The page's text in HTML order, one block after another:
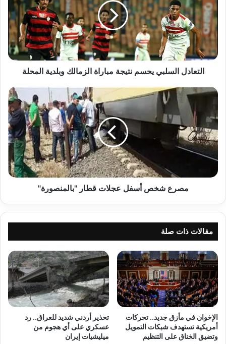
نتيجة
مباراة
الزمالك
وبلدية
المحلة
التعادل السلبي يحسم نتيجة مباراة الزمالك وبلدية المحلة
مصرع
أسفل
عجلات
قطار
"بالمنصورة"
مصرع شخص أسفل عجلات قطار "بالمنصورة"
مقالات ذات صلة
الإخوان في مأزق جديد.. تحركات
أمريكية تستهدف شبكات التمويل
وتضيق الخناق على التنظيم
تحذير أردني شديد للعراق.. رد
عسكري على أي هجوم من
ميليشيات إيران